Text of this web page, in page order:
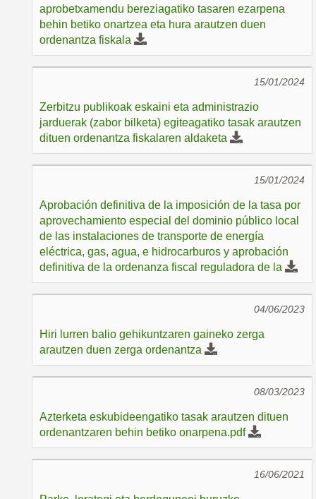
aprobetxamendu bereziagatiko tasaren ezarpena
behin betiko onartzea eta hura arautzen duen
ordenantza fiskala
15/01/2024
Zerbitzu publikoak eskaini eta administrazio
jarduerak (zabor bilketa) egiteagatiko tasak arautzen
dituen ordenantza fiskalaren aldaketa
15/01/2024
Aprobación definitiva de la imposición de la tasa por
aprovechamiento especial del dominio público local
de las instalaciones de transporte de energía
eléctrica, gas, agua, e hidrocarburos y aprobación
definitiva de la ordenanza fiscal reguladora de la
04/06/2023
Hiri lurren balio gehikuntzaren gaineko zerga
arautzen duen zerga ordenantza
08/03/2023
Azterketa eskubideengatiko tasak arautzen dituen
ordenantzaren behin betiko onarpena.pdf
16/06/2021